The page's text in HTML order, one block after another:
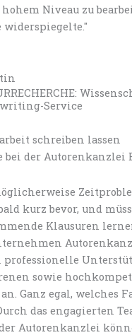
Niveau zu
widerspiegelte."
Service
bei der Autorenkanzlei
kurz bevor, und
Klausuren
sowie
Ganz egal, welches
das engagierten
Autorenkanzlei